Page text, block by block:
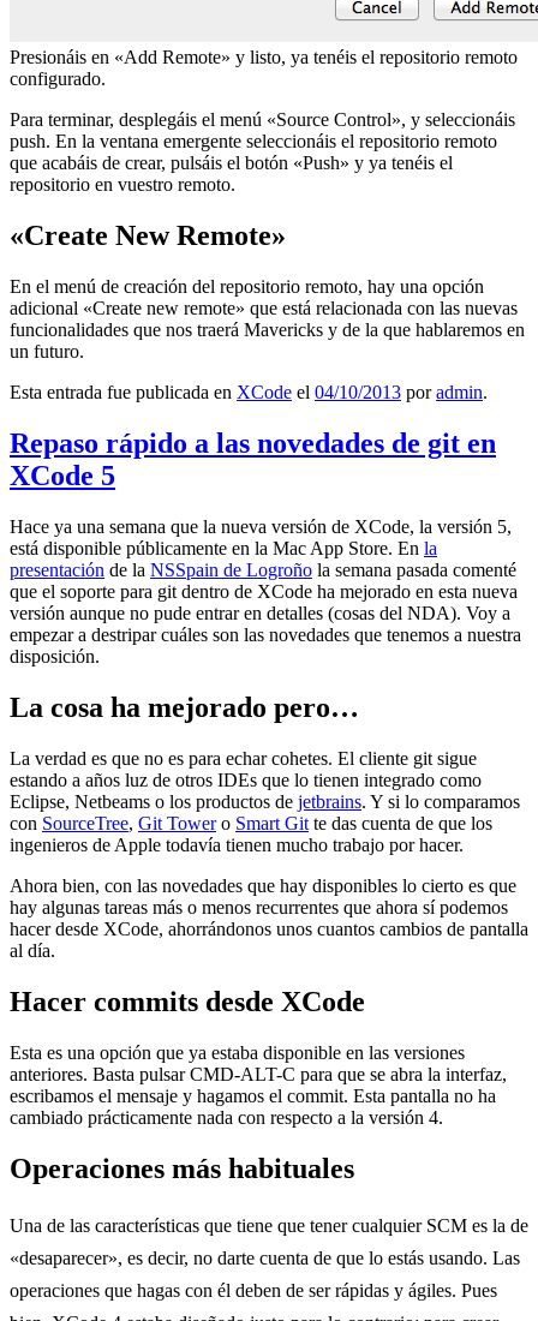
Presionáis en «Add Remote» y listo, ya tenéis el repositorio remoto
configurado.
Para terminar, desplegáis el menú «Source Control», y seleccionáis
push. En la ventana emergente seleccionáis el repositorio remoto
que acabáis de crear, pulsáis el botón «Push» y ya tenéis el
repositorio en vuestro remoto.
«Create New Remote»
En el menú de creación del repositorio remoto, hay una opción
adicional «Create new remote» que está relacionada con las nuevas
funcionalidades que nos traerá Mavericks y de la que hablaremos en
un futuro.
Esta entrada fue publicada en XCode el 04/10/2013 poradmin.
Repaso rápido a las novedades de git en
XCode 5
Hace ya una semana que la nueva versión de XCode, la versión 5,
está disponible públicamente en la Mac App Store. En la
presentación de la NSSpain de Logroño la semana pasada comenté
que el soporte para git dentro de XCode ha mejorado en esta nueva
versión aunque no pude entrar en detalles (cosas del NDA). Voy a
empezar a destripar cuáles son las novedades que tenemos a nuestra
disposición.
La cosa ha mejorado pero…
La verdad es que no es para echar cohetes. El cliente git sigue
estando a años luz de otros IDEs que lo tienen integrado como
Eclipse, Netbeams o los productos de jetbrains. Y si lo comparamos
con SourceTree, Git Towero Smart Git te das cuenta de que los
ingenieros de Apple todavía tienen mucho trabajo por hacer.
Ahora bien, con las novedades que hay disponibles lo cierto es que
hay algunas tareas más o menos recurrentes que ahora sí podemos
hacer desde XCode, ahorrándonos unos cuantos cambios de pantalla
al día.
Hacer commits desde XCode
Esta es una opción que ya estaba disponible en las versiones
anteriores. Basta pulsar CMD-ALT-C para que se abra la interfaz,
escribamos el mensaje y hagamos el commit. Esta pantalla no ha
cambiado prácticamente nada con respecto a la versión 4.
Operaciones más habituales
Una de las características que tiene que tener cualquier SCM es la de
«desaparecer», es decir, no darte cuenta de que lo estás usando. Las
operaciones que hagas con él deben de ser rápidas y ágiles. Pues